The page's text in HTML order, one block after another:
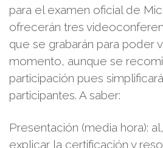
para el examen oficial de
ofrecerán tres
que se grabarán para poder
momento, aunque se
participación pues
participantes. A saber:
Presentación (media hora):
explicar la certificación y